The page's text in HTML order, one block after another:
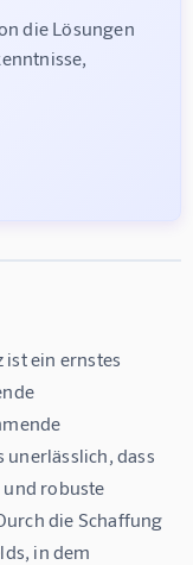
die Lösungen
ist ein ernstes
dass
und robuste
die Schaffung
in dem